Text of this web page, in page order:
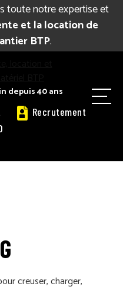
toute notre expertise et
et la location de
BTP.
depuis 40 ans
Recrutement
M
creuser, charger,